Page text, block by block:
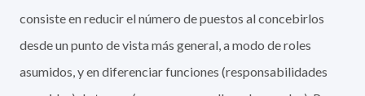
consiste en reducir el número de puestos al concebirlos
desde un punto de vista más general, a modo de roles
asumidos, y en diferenciar funciones (responsabilidades